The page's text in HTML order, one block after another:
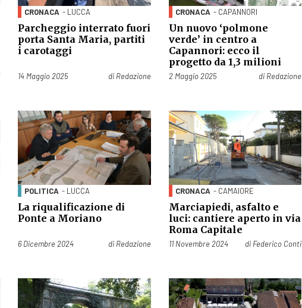
CRONACA - LUCCA
Parcheggio interrato fuori
porta Santa Maria, partiti
i carotaggi
Pubblicato il
14 Maggio 2025 di Redazione
CRONACA - CAPANNORI
Un nuovo ‘polmone
verde’ in centro a
Capannori: ecco il
progetto da 1,3 milioni
Pubblicato il
2 Maggio 2025 di Redazione
POLITICA - LUCCA
La riqualificazione di
Ponte a Moriano
Pubblicato il
6 Dicembre 2024 di Redazione
CRONACA - CAMAIORE
Marciapiedi, asfalto e
luci: cantiere aperto in via
Roma Capitale
Pubblicato il
11 Novembre 2024 di Federico Conti